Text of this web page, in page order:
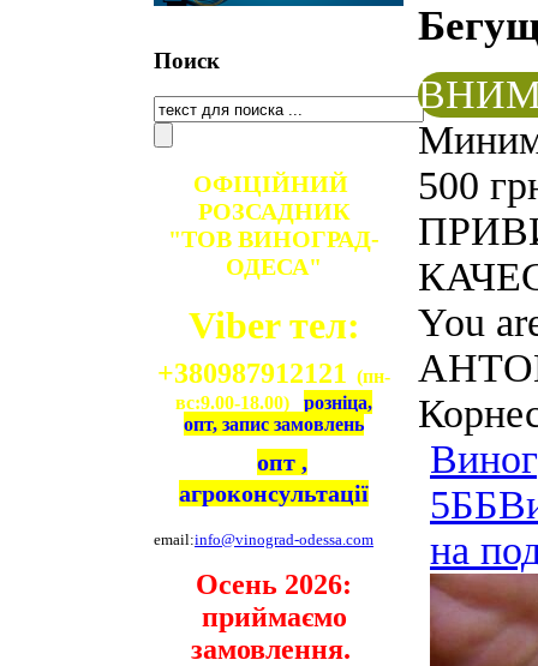
Поиск
ОФІЦІЙНИЙ
РОЗСАДНИК
"ТОВ ВИНОГРАД-
ОДЕСА"
Viber тел:
+380987912121 (пн-
вс:9.00-18.00) розніца,
опт, запис замовлень
опт ,
агроконсультації
email:info@vinograd-odessa.com
Осень 2026:
приймаємо
замовлення.
500
You
5ББ
на